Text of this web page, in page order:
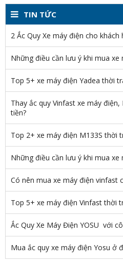
TIN TỨC
2 Ắc Quy Xe máy điện cho
Những điều cần lưu ý khi mua xe
Top 5+ xe máy điện Yadea thời
Thay ắc quy Vinfast xe máy điện,
tiền?
Top 2+ xe máy điện M133S thời
Những điều cần lưu ý khi mua xe
Có nên mua xe máy điện vinfast
Top 5+ xe máy điện Vinfast thời
Ắc Quy Xe Máy Điện YOSU với
Mua ắc quy xe máy điện Yosu ở